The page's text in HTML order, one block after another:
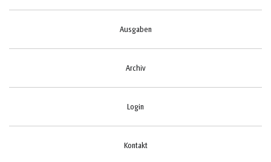
Ausgaben
Archiv
Login
Kontakt